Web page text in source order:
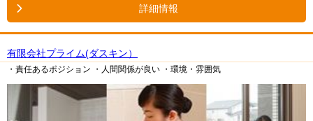
詳細情報
有限会社プライム(ダスキン）
・責任あるポジション ・人間関係が良い ・環境・雰囲気